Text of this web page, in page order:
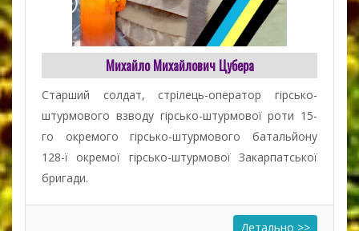
Михайло Михайлович Цубера
Старший солдат, стрілець-оператор гірсько-
штурмового взводу гірсько-штурмової роти 15-
го окремого гірсько-штурмового батальйону
128-ї окремої гірсько-штурмової Закарпатської
бригади.
Детально >>